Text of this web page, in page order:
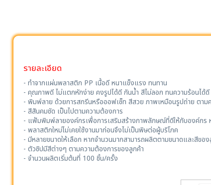
รายละเอียด
- ทำจากแผ่นพลาสติก PP เนื้อดี หนาแข็งแรง ทนทาน
- คุณภาพดี ไม่แตกหักง่าย คงรูปได้ดี กันน้ำ สีไม่ลอก ทนความร้อนได้ดี
- พิมพ์ลาย ด้วยการสกรีนหรือออฟเซ็ท สีสวย ภาพเหมือนรูปถ่าย ตาม
- สีสันคมชัด เป็นไปตามความต้องการ
- แฟ้มพิมพ์ลายองค์กรเพื่อการเสริมสร้างภาพลักษณ์ที่ดีให้กับองค์กร
- พลาสติกใหม่ไม่เคยใช้งานมาก่อนจึงไม่เป็นพิษต่อผู้บริโภค
- มีหลายขนาดให้เลือก หากจำนวนมากสามารถผลิตตามขนาดและสีขอ
- ตัวซิปมีสีต่างๆ ตามความต้องการของลูกค้า
- จำนวนผลิตเริ่มต้นที่ 100 ชิ้น/ครั้ง